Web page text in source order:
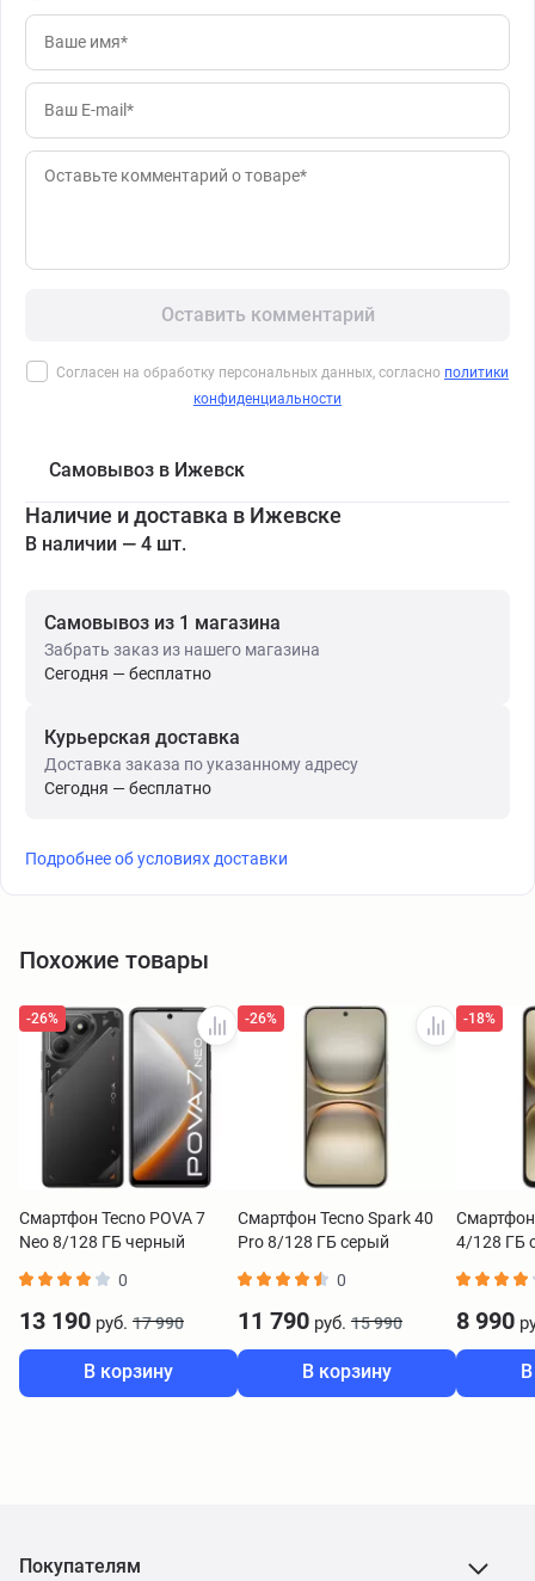
Оставить комментарий
Согласен на обработку персональных данных, согласно политики
конфиденциальности
Самовывоз в Ижевск
Наличие и доставка в Ижевске
В наличии — 4 шт.
Самовывоз из 1 магазина
Забрать заказ из нашего магазина
Сегодня — бесплатно
Курьерская доставка
Доставка заказа по указанному адресу
Сегодня — бесплатно
Подробнее об условиях доставки
Похожие товары
-26%
Смартфон Tecno POVA 7
Neo 8/128 ГБ черный
0
13 190 руб. 17 990
В корзину
-26%
Смартфон Tecno Spark 40
Pro 8/128 ГБ серый
0
11 790 руб. 15 990
В корзину
-18%
Смартфон
4/128 ГБ
8 990
Покупателям